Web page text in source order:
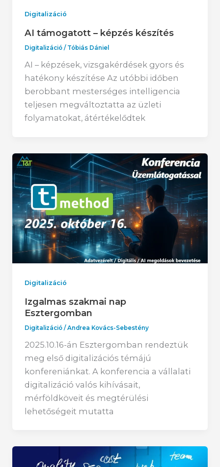
Digitalizáció
AI támogatott – képzés készítés
Digitalizáció/ Tóbiás Dániel
AI – képzések, vizsgakérdések gyors és
hatékony készítése Az utóbbi időben
berobbant mesterséges intelligencia
teljesen megváltoztatta az üzleti
folyamatokat, átértékelődtek
Digitalizáció
Izgalmas szakmai nap
Esztergomban
Digitalizáció/Andrea Kovács-Sebestény
2025.10.16-án Esztergomban rendeztük
meg első digitalizációs témájú
konfereniánkat. A konferencia a vállalati
digitalizáció valós kihívásait,
mérföldköveit és megtérülési
lehetőségeit mutatta